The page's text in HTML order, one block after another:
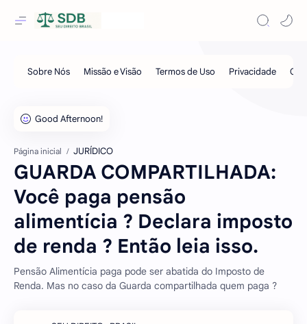
Página inicial JURÍDICO
GUARDA COMPARTILHADA:
Você paga pensão
alimentícia ? Declara imposto
de renda ? Então leia isso.
Pensão Alimentícia paga pode ser abatida do Imposto de
Renda. Mas no caso da Guarda compartilhada quem paga ?